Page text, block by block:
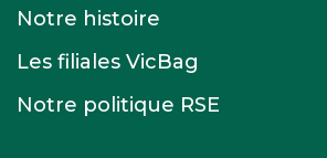
Notre histoire
Les filiales VicBag
Notre politique RSE